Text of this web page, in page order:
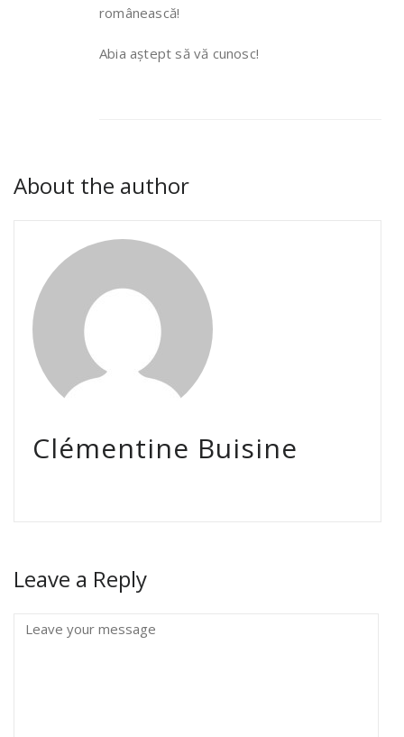
românească!
Abia aștept să vă cunosc!
About the author
Clémentine Buisine
Leave a Reply